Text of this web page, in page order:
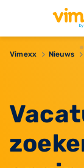
Vimexx Nieuws